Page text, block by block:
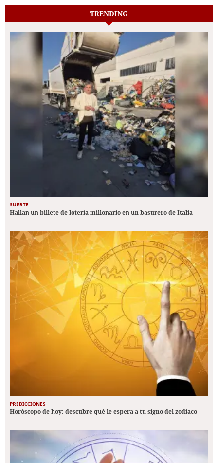
TRENDING
SUERTE
Hallan un billete de lotería millonario en un basurero de Italia
PREDICCIONES
Horóscopo de hoy: descubre qué le espera a tu signo del zodiaco